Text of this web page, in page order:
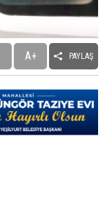
analizi
A+ PAYLAŞ